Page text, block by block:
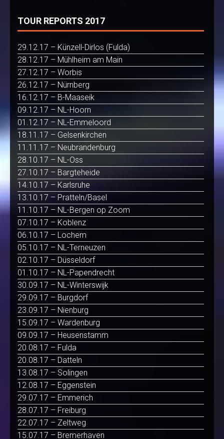
TOUR REPORTS 2017
29.12.17 – Künzell-Dirlos (Fulda)
28.12.17 – Mühlheim am Main
27.12.17 – Worbis
26.12.17 – Nürnberg
16.12.17 – B-Maaseik
09.12.17 – NL-Hoorn
01.12.17 – NL-Emmeloord
18.11.17 – Gelsenkirchen
11.11.17 – Neubrandenburg
28.10.17 – NL-Oss
27.10.17 – Bargteheide
14.10.17 – Karlsruhe
13.10.17 – Pratteln/Basel
11.10.17 – NL-Bergen op Zoom
07.10.17 – Koblenz
06.10.17 – Lochem
05.10.17 – NL-Terneuzen
02.10.17 – Düsseldorf
01.10.17 – NL-Papendrecht
30.09.17 – NL-Winterswijk
29.09.17 – Burgdorf
23.09.17 – Nienburg
15.09.17 – Wardenburg
09.09.17 – Heusenstamm
20.08.17 – Fulda
20.08.17 – Datteln
13.08.17 – Solingen
12.08.17 – Eggenstein
29.07.17 – Emmerich
28.07.17 – Freiburg
22.07.17 – Zeltweg
15.07.17 – Bremerhaven